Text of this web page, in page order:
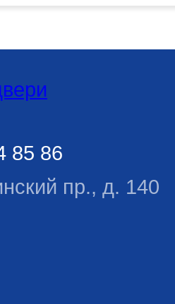
85 86
пр., д. 140